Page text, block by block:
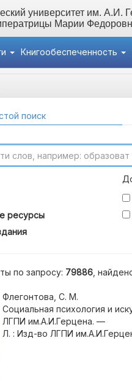
университет им. А.И.
Марии
Книгообеспеченность
поиск
ресурсы
по запросу: 79886 ,
Флегонтова, С. М.
Социальная психология и
ЛГПИ им.А.И.Герцена. —
Л. : Изд-во ЛГПИ